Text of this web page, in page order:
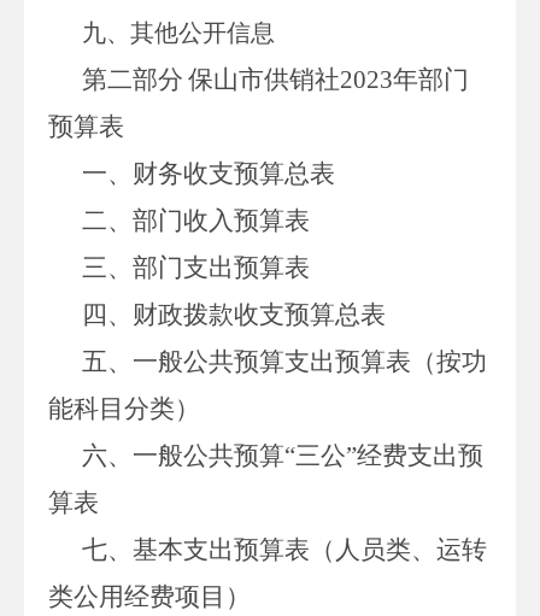
九、其他公开信息
第二部分 保山市供销社2023年部门
预算表
一、财务收支预算总表
二、部门收入预算表
三、部门支出预算表
四、财政拨款收支预算总表
五、一般公共预算支出预算表（按功
能科目分类）
六、一般公共预算“三公”经费支出预
算表
七、基本支出预算表 （人员类、运转
类公用经费项目）